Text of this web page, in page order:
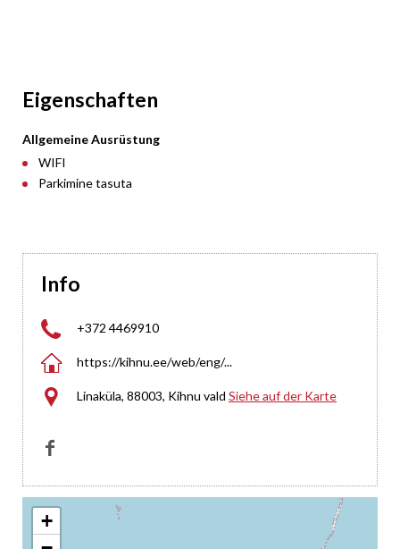
Eigenschaften
Allgemeine Ausrüstung
WIFI
Parkimine tasuta
Info
 +372 4469910
 https://kihnu.ee/web/eng/...
 Linaküla, 88003, Kihnu vald Siehe auf der Karte

+